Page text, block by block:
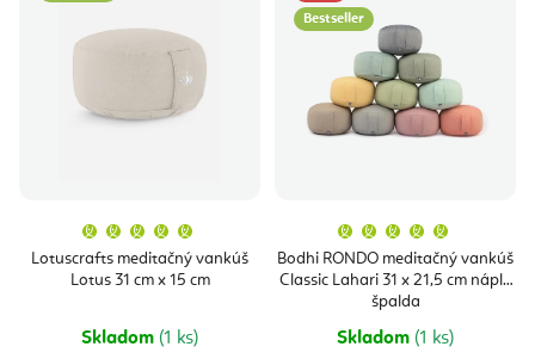
Lotuscrafts meditačný vankúš
Lotus 31 cm x 15 cm
produktu
je
5,0
Skladom (1 ks)
Bestseller
Bodhi RONDO meditačný vankúš
Classic Lahari 31 x 21,5 cm náplň
špalda
produktu
je
5,0
Skladom (1 ks)